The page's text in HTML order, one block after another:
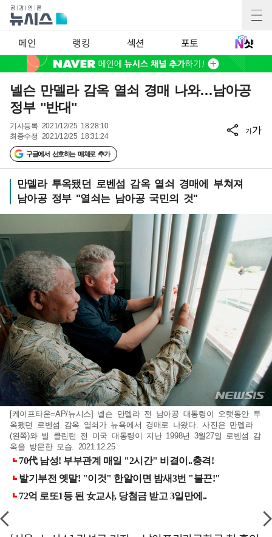
메인 랭킹 섹션 포토
넬슨 만델라 감옥 열쇠 경매 나와…남아공
정부 "반대"
기사등록 2021/12/25 18:28:10
최종수정 2021/12/25 18:31:24
구글에서 선호하는 매체로 추가
가가
만델라 투옥됐던 로벤섬 감옥 열쇠 경매에 부쳐져
남아공 정부 "열쇠는 남아공 국민의 것"
[케이프타운=AP/뉴시스] 넬슨 만델라 전 남아공 대통령이 오랫동안 투
옥됐던 로벤섬 감옥 열쇠가 뉴욕에서 경매로 나왔다. 사진은 만델라
(왼쪽)와 빌 클린턴 전 미국 대통령이 지난 1998년 3월27일 로벤섬 감
옥을 방문한 모습. 2021.12.25